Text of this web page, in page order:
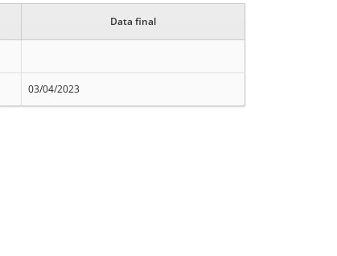
Data final
03/04/2023